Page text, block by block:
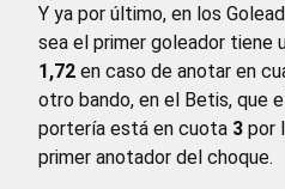
Y ya por último, en los
sea el primer goleador tiene
1,72 en caso de anotar en
otro bando, en el Betis, que
portería está en cuota 3 por
primer anotador del choque.